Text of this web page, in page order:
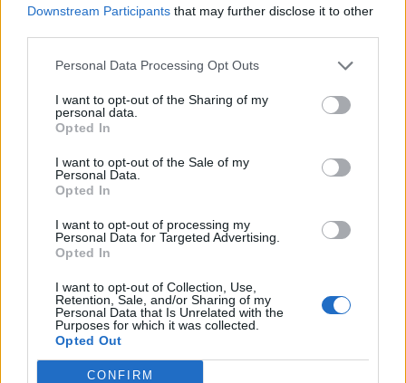
Downstream Participants that may further disclose it to other
Personal Data Processing Opt Outs
I want to opt-out of the Sharing of my
personal data.
Opted In
I want to opt-out of the Sale of my
Personal Data.
Opted In
I want to opt-out of processing my
Personal Data for Targeted Advertising.
Opted In
I want to opt-out of Collection, Use,
Retention, Sale, and/or Sharing of my
Personal Data that Is Unrelated with the
Purposes for which it was collected.
Opted Out
CONFIRM